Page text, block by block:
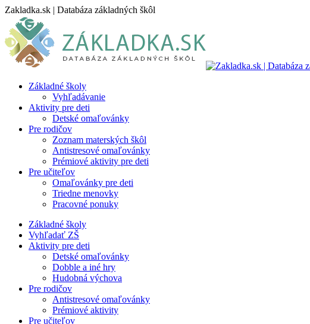
Skip
content
Zakladka.sk | Databáza základných škôl
Základné školy
Vyhľadávanie
Aktivity pre deti
Detské omaľovánky
Pre rodičov
Zoznam materských škôl
Antistresové omaľovánky
Prémiové aktivity pre deti
Pre učiteľov
Omaľovánky pre deti
Triedne menovky
Pracovné ponuky
Základné školy
Vyhľadať ZŠ
Aktivity pre deti
Detské omaľovánky
Dobble a iné hry
Hudobná výchova
Pre rodičov
Antistresové omaľovánky
Prémiové aktivity
Pre učiteľov